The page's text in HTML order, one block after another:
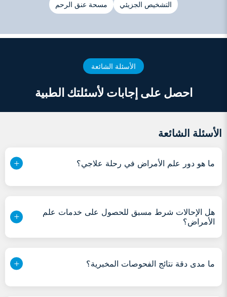
التشخيص الجزيئي مسحة عنق الرحم
الأسئلة الشائعة
احصل على إجابات لأسئلتك الطبية
الأسئلة الشائعة
ما هو دور علم الأمراض في رحلة علاجي؟
هل الإحالات شرط مسبق للحصول على خدمات علم
الأمراض؟
ما مدى دقة نتائج الفحوصات المخبرية؟